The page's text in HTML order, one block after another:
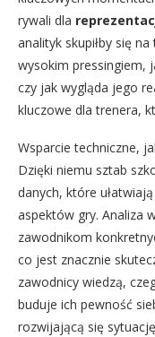
rywali dla
analityk skupiłby się
wysokim pressingiem,
czy jak wygląda jego
kluczowe dla trenera,
Wsparcie techniczne,
Dzięki niemu sztab
danych, które
aspektów gry. Analiza
zawodnikom
co jest znacznie
zawodnicy wiedzą,
buduje ich pewność
rozwijającą się